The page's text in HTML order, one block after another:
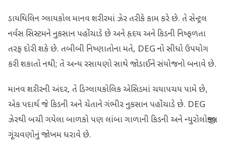
ડાયથિલિન ગ્લાયકોલ માનવ શરીરમાં ઝેર તરીકે કામ કરે છે. તે સેન્ટ્રલ
નર્વસ સિસ્ટમને નુકસાન પહોંચાડે છે અને હૃદય અને કિડની નિષ્ફળતા
તરફ દોરી શકે છે. તબીબી નિષ્ણાતોના મતે, DEG નો સીધો ઉપયોગ
કરી શકાતો નથી; તે અન્ય રસાયણો સાથે જોડાઈને સંયોજનો બનાવે છે.
માનવ શરીરની અંદર, તે ડિગ્લાયકોલિક એસિડમાં ચયાપચય પામે છે,
એક પદાર્થ જે કિડની અને ચેતાને ગંભીર નુકસાન પહોંચાડે છે. DEG
ઝેરથી બચી ગયેલા બાળકો પણ લાંબા ગાળાની કિડની અને ન્યુરોલોજીકલ
ગૂંચવણોનું જોખમ ધરાવે છે.